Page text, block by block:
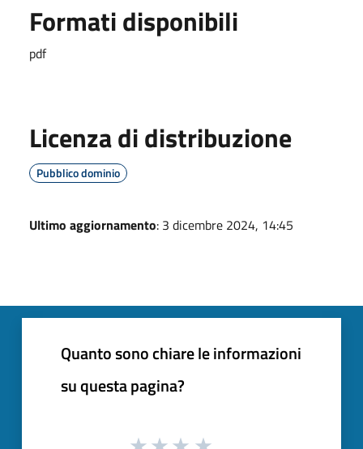
Formati disponibili
pdf
Licenza di distribuzione
Pubblico dominio
Ultimo aggiornamento: 3 dicembre 2024, 14:45
Quanto sono chiare le informazioni
su questa pagina?